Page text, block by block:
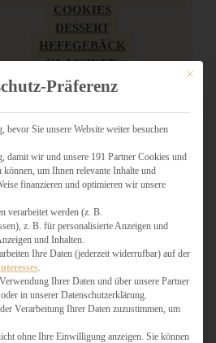
COOKIES
DESSERT
HEFEGEBÄCK
KLASSIKER
KUCHEN
MY AMERICAN BAKERY
REZEPTE ZU OSTERN
SCHOKOLADIGES
SÜSSES HAUPTGERICHT
SÜSSES KLEINGEBÄCK
TÖRTCHEN
VEGAN SÜSS
WEIHNACHTSBÄCKEREI
ZIMTLIEBE
HERZHAFT
BEILAGEN & GEMÜSE
BURGER & SANDWICHES
Mit
Präferenz
Sie unsere Website weiter besuchen
wir und unsere 191 Partner Cookies und
können, um Ihnen relevante Inhalte und
finanzieren und optimieren wir unsere
verarbeitet werden (z. B.
z. B. für personalisierte Anzeigen und
und Inhalten.
Ihre Daten (jederzeit widerrufbar) auf der
Ihrer Daten und über unsere Partner
oder in unserer Datenschutzerklärung.
Verarbeitung Ihrer Daten zuzustimmen, um
ohne Ihre Einwilligung anzeigen. Sie können